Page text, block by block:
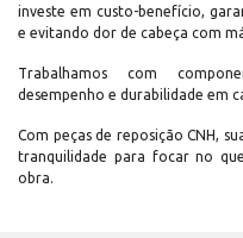
investe em custo-benefício,
e evitando dor de cabeça com
Trabalhamos com
desempenho e durabilidade em
Com peças de reposição CNH,
tranquilidade para focar no
obra.